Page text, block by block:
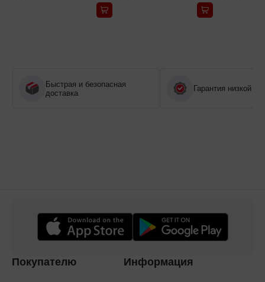
Быстрая и безопасная
доставка
Гарантия низкой
Покупателю Информация